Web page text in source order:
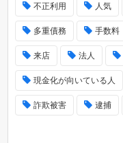
不正利用 人気
多重債務 手数料
来店 法人
現金化が向いている人
詐欺被害 逮捕